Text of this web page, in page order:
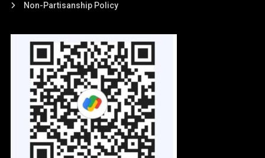
Non-Partisanship Policy